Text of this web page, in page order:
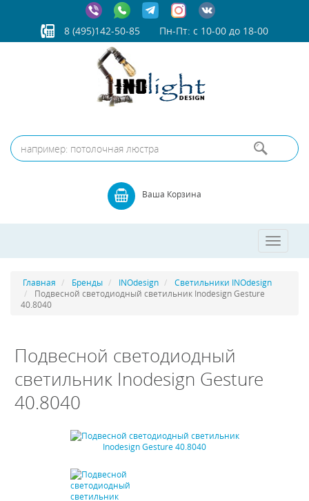
8 (495)142-50-85 Пн-Пт: с 10-00 до 18-00
Ваша Корзина
Toggle
Главная Бренды INOdesign
Светильники INOdesign
Подвесной светодиодный светильник Inodesign Gesture
40.8040
Подвесной светодиодный
светильник Inodesign Gesture
40.8040